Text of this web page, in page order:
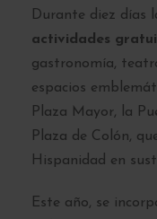
Durante diez días
actividades
gastronomía,
espacios
Plaza Mayor, la
Plaza de Colón,
Hispanidad en
Este año, se